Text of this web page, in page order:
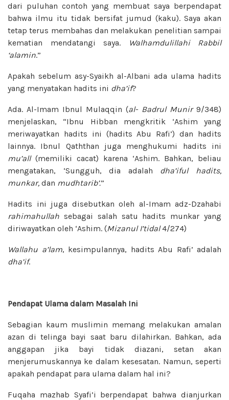
dari puluhan contoh yang membuat saya berpendapat
bahwa ilmu itu tidak bersifat jumud (kaku). Saya akan
tetap terus membahas dan melakukan penelitian sampai
kematian mendatangi saya. Walhamdulillahi Rabbil
‘alamin.”
Apakah sebelum asy-Syaikh al-Albani ada ulama hadits
yang menyatakan hadits ini dha’if?
Ada. Al-Imam Ibnul Mulaqqin (al- Badrul Munir 9/348)
menjelaskan, “Ibnu Hibban mengkritik ‘Ashim yang
meriwayatkan hadits ini (hadits Abu Rafi’) dan hadits
lainnya. Ibnul Qaththan juga menghukumi hadits ini
mu’all (memiliki cacat) karena ‘Ashim. Bahkan, beliau
mengatakan, ‘Sungguh, dia adalah dha’iful hadits,
munkar, dan mudhtarib’.”
Hadits ini juga disebutkan oleh al-Imam adz-Dzahabi
rahimahullah sebagai salah satu hadits munkar yang
diriwayatkan oleh ‘Ashim. (Mizanul I’tidal4/274)
Wallahu a’lam, kesimpulannya, hadits Abu Rafi’ adalah
dha’if.
Pendapat Ulama dalam Masalah Ini
Sebagian kaum muslimin memang melakukan amalan
azan di telinga bayi saat baru dilahirkan. Bahkan, ada
anggapan jika bayi tidak diazani, setan akan
menjerumuskannya ke dalam kesesatan. Namun, seperti
apakah pendapat para ulama dalam hal ini?
Fuqaha mazhab Syafi’i berpendapat bahwa dianjurkan